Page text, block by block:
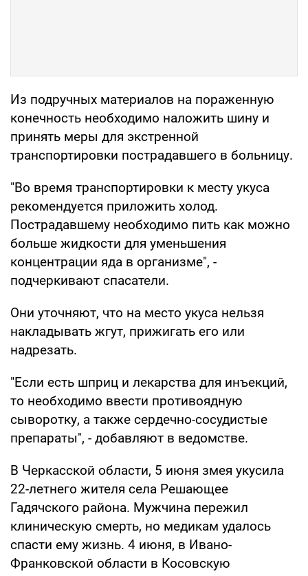
Из подручных материалов на пораженную
конечность необходимо наложить шину и
принять меры для экстренной
транспортировки пострадавшего в больницу.
"Во время транспортировки к месту укуса
рекомендуется приложить холод.
Пострадавшему необходимо пить как можно
больше жидкости для уменьшения
концентрации яда в организме", -
подчеркивают спасатели.
Они уточняют, что на место укуса нельзя
накладывать жгут, прижигать его или
надрезать.
"Если есть шприц и лекарства для инъекций,
то необходимо ввести противоядную
сыворотку, а также сердечно-сосудистые
препараты", - добавляют в ведомстве.
В Черкасской области, 5 июня змея укусила
22-летнего жителя села Решающее
Гадячского района. Мужчина пережил
клиническую смерть, но медикам удалось
спасти ему жизнь. 4 июня, в Ивано-
Франковской области в Косовскую